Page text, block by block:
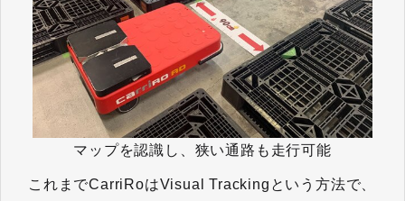
マップを認識し、狭い通路も走行可能
これまでCarriRoはVisual Trackingという方法で、